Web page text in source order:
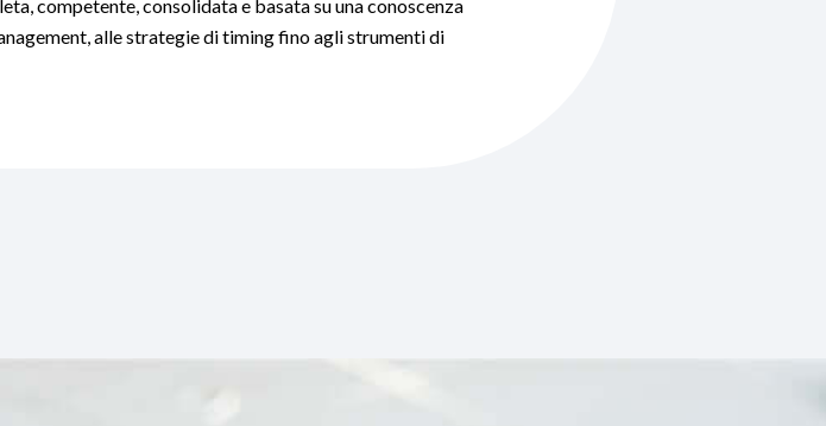
competente, consolidata e basata su una conoscenza
alle strategie di timing fino agli strumenti di